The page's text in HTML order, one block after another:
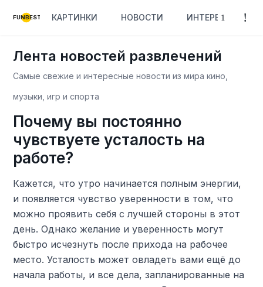
FUNBEST КАРТИНКИ НОВОСТИ ИНТЕРЕСНОЕ
Лента новостей развлечений
Самые свежие и интересные новости из мира кино,
музыки, игр и спорта
Почему вы постоянно
чувствуете усталость на
работе?
Кажется, что утро начинается полным энергии,
и появляется чувство уверенности в том, что
можно проявить себя с лучшей стороны в этот
день. Однако желание и уверенность могут
быстро исчезнуть после прихода на рабочее
место. Усталость может овладеть вами ещё до
начала работы, и все дела, запланированные на